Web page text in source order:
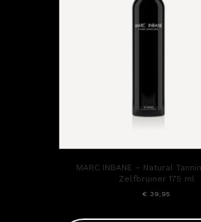
MARC INBANE – Natural
Zelfbruiner 175 ml
€ 39,95